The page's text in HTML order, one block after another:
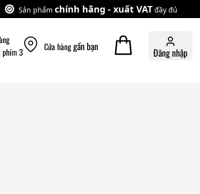
Sản phẩm chính hãng - xuất VAT đầy đủ
phím 3
Cửa hànggần bạn Đăng nhập